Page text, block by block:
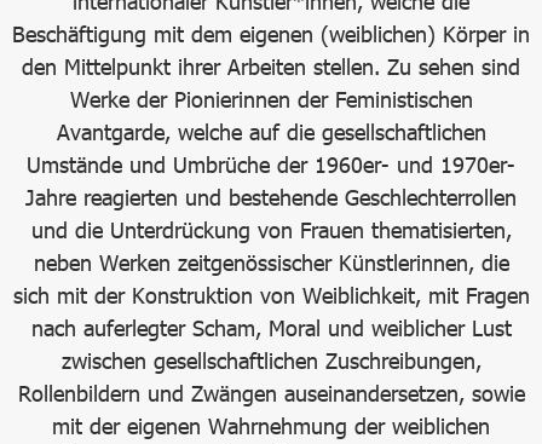
Beschäftigung mit dem eigenen (weiblichen) Körper in
den Mittelpunkt ihrer Arbeiten stellen. Zu sehen sind
Werke der Pionierinnen der Feministischen
Avantgarde, welche auf die gesellschaftlichen
Umstände und Umbrüche der 1960er- und 1970er-
Jahre reagierten und bestehende Geschlechterrollen
und die Unterdrückung von Frauen thematisierten,
neben Werken zeitgenössischer Künstlerinnen, die
sich mit der Konstruktion von Weiblichkeit, mit Fragen
nach auferlegter Scham, Moral und weiblicher Lust
zwischen gesellschaftlichen Zuschreibungen,
Rollenbildern und Zwängen auseinandersetzen, sowie
mit der eigenen Wahrnehmung der weiblichen